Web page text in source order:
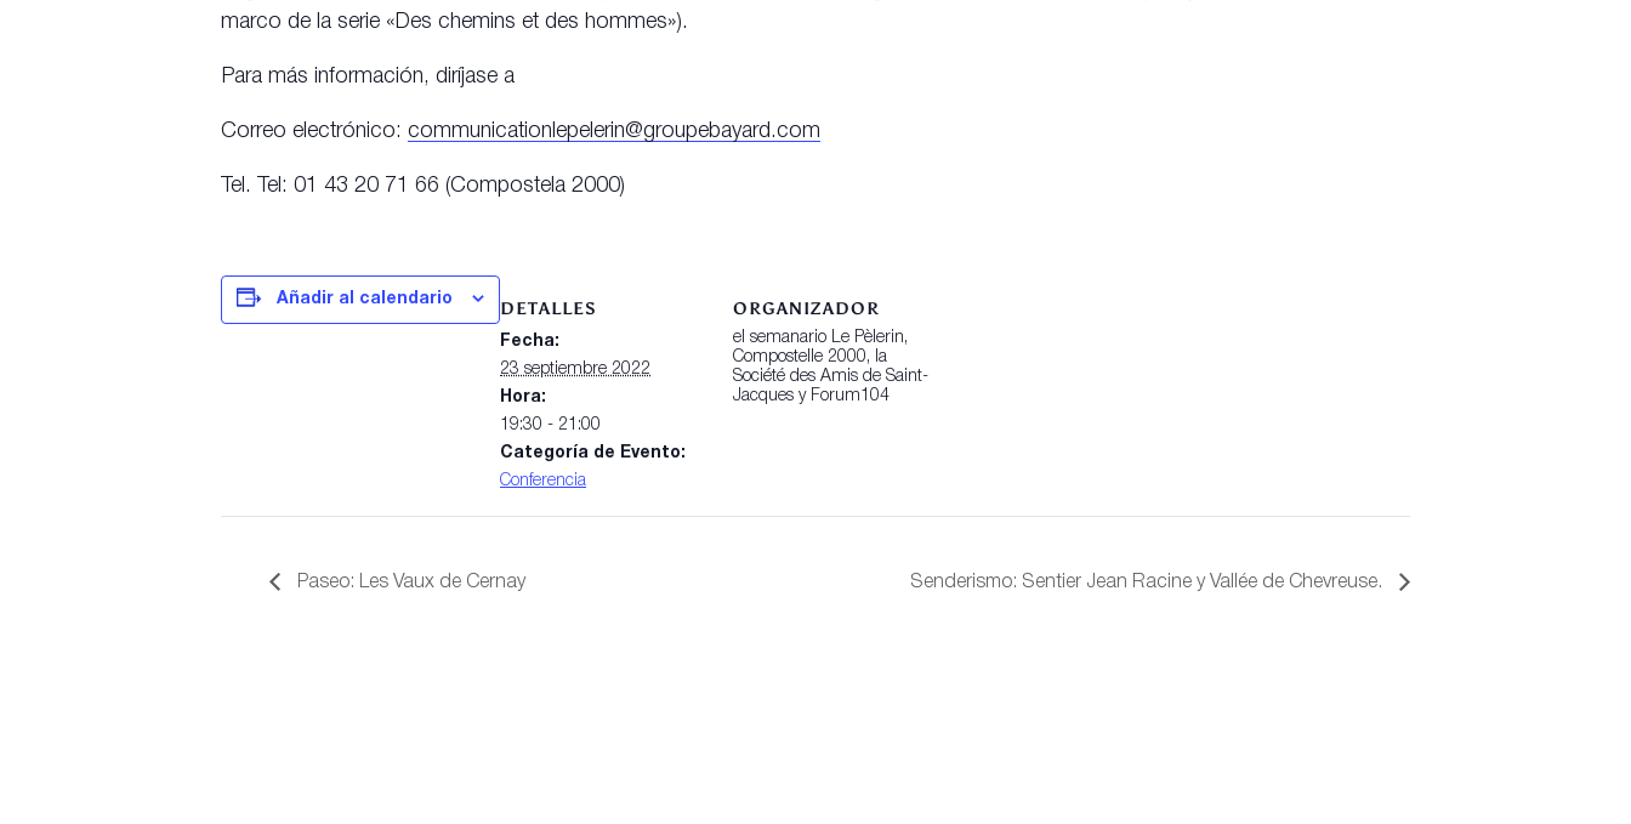
marco de la serie «Des chemins et des hommes»).
Para más información, diríjase a
Correo electrónico: communicationlepelerin@groupebayard.com
Tel. Tel: 01 43 20 71 66 (Compostela 2000)
Añadir al calendario DETALLES
Fecha:
23 septiembre 2022
Hora:
19:30 - 21:00
Categoría de Evento:
Conferencia
ORGANIZADOR
el semanario Le Pèlerin,
Compostelle 2000, la
Société des Amis de Saint-
Jacques y Forum104
Paseo: Les Vaux de Cernay Senderismo: Sentier Jean Racine y Vallée de Chevreuse.